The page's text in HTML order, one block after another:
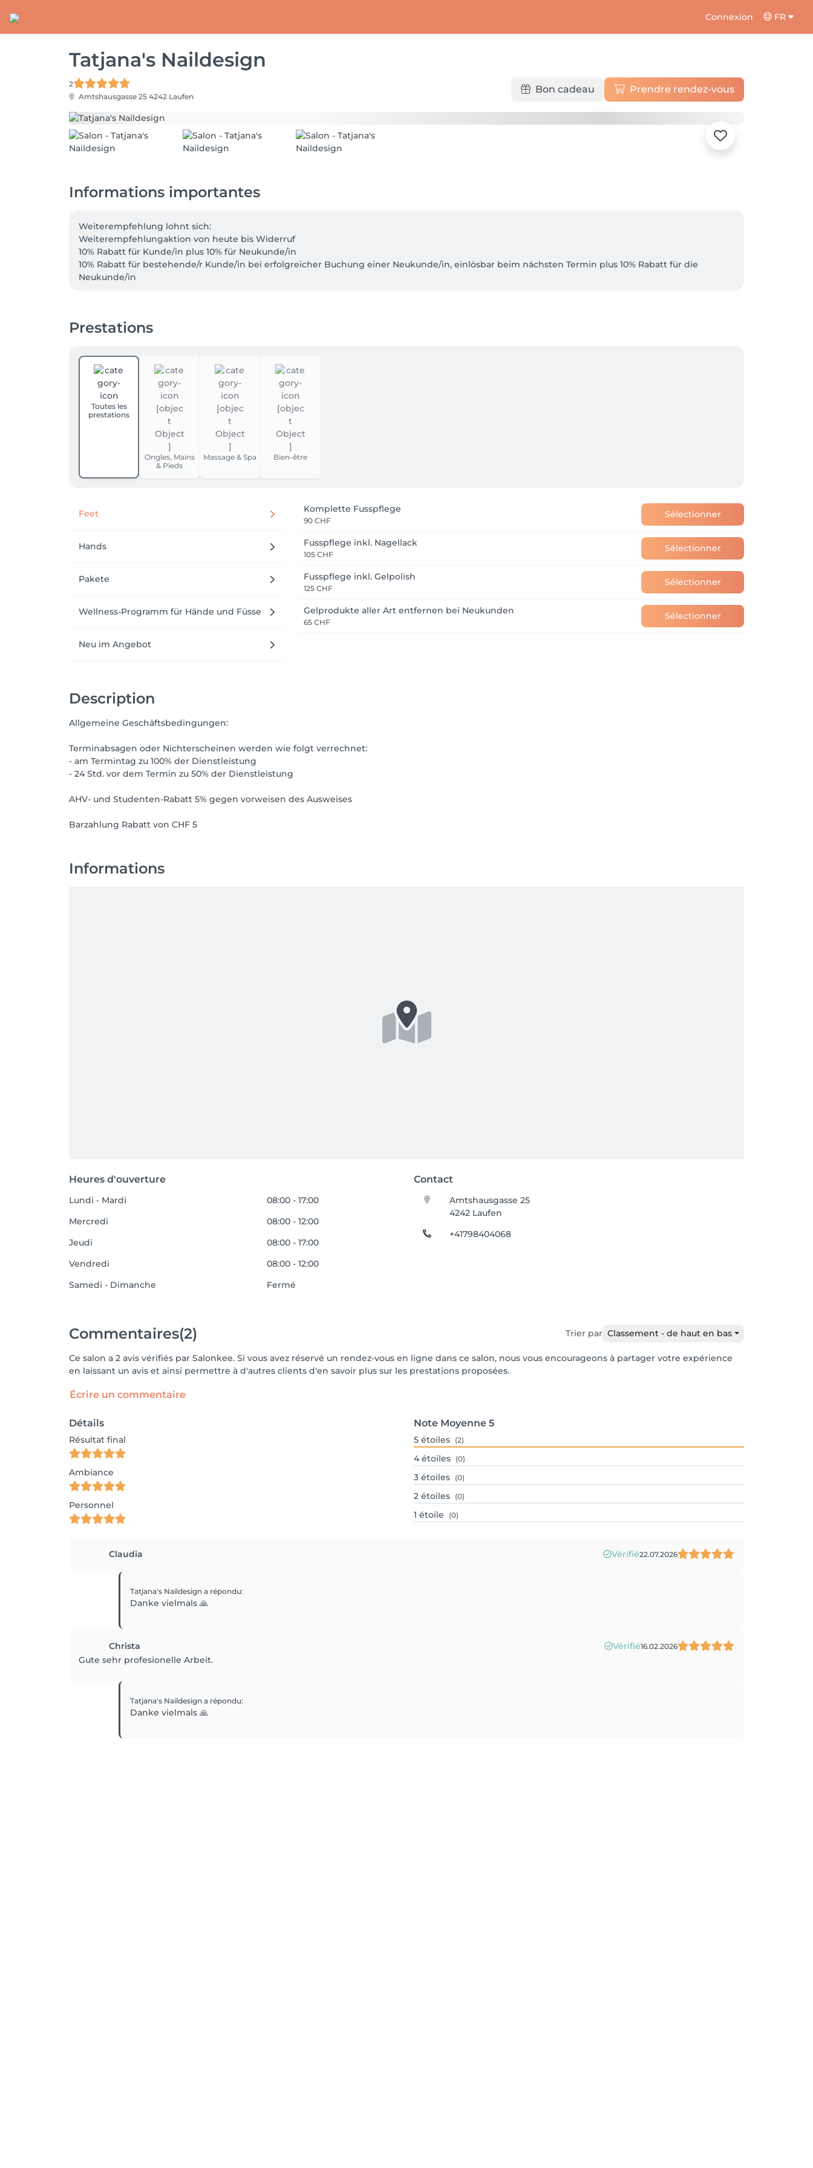
Connexion FR
Tatjana's Naildesign
2
Amtshausgasse 25 4242 Laufen
Bon cadeau Prendre rendez-vous
Informations importantes
Weiterempfehlung lohnt sich:
Weiterempfehlungaktion von heute bis Widerruf
10% Rabatt für Kunde/in plus 10% für Neukunde/in
10% Rabatt für bestehende/r Kunde/in bei erfolgreicher Buchung einer Neukunde/in, einlösbar beim nächsten Termin plus 10% Rabatt für die
Neukunde/in
Prestations
Toutes les
prestations
Ongles, Mains
& Pieds
Massage & Spa Bien-être
Feet
Hands
Pakete
Wellness-Programm für Hände und Füsse
Neu im Angebot
Komplette Fusspflege
90 CHF
Sélectionner
Fusspflege inkl. Nagellack
105 CHF
Sélectionner
Fusspflege inkl. Gelpolish
125 CHF
Sélectionner
Gelprodukte aller Art entfernen bei Neukunden
65 CHF
Sélectionner
Description
Allgemeine Geschäftsbedingungen:
Terminabsagen oder Nichterscheinen werden wie folgt verrechnet:
- am Termintag zu 100% der Dienstleistung
- 24 Std. vor dem Termin zu 50% der Dienstleistung
AHV- und Studenten-Rabatt 5% gegen vorweisen des Ausweises
Barzahlung Rabatt von CHF 5
Informations
Heures d'ouverture Contact
Lundi - Mardi
08:00 - 17:00
Mercredi
08:00 - 12:00
Jeudi
08:00 - 17:00
Vendredi
08:00 - 12:00
Samedi - Dimanche
Fermé
Amtshausgasse 25
4242 Laufen
+41798404068
Commentaires(2) Trier par Classement - de haut en bas
Ce salon a 2 avis vérifiés par Salonkee. Si vous avez réservé un rendez-vous en ligne dans ce salon, nous vous encourageons à partager votre expérience
en laissant un avis et ainsi permettre à d'autres clients d'en savoir plus sur les prestations proposées.
Écrire un commentaire
Détails
Résultat final
Ambiance
Personnel
Note Moyenne 5
5 étoiles (2)
4 étoiles (0)
3 étoiles (0)
2 étoiles (0)
1 étoile (0)
Claudia Vérifié22.07.2026
Tatjana's Naildesign a répondu:
Danke vielmals 🙏
Christa Vérifié16.02.2026
Gute sehr profesionelle Arbeit.
Tatjana's Naildesign a répondu:
Danke vielmals 🙏